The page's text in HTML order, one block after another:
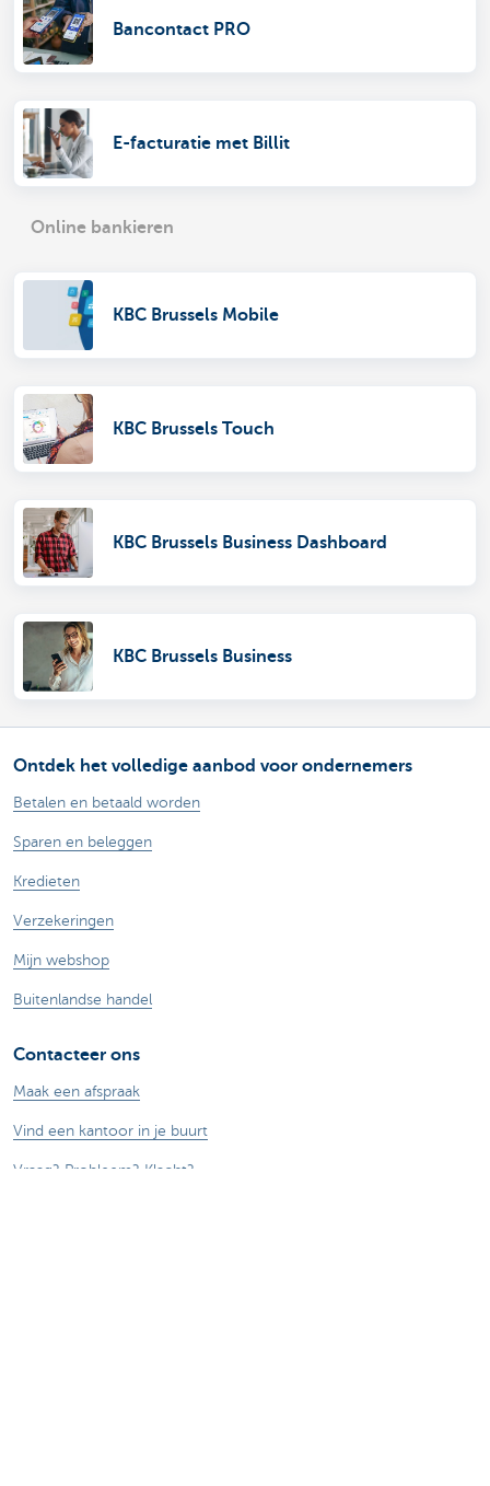
Bancontact PRO
E-facturatie met Billit
Online bankieren
KBC Brussels Mobile
KBC Brussels Touch
KBC Brussels Business Dashboard
KBC Brussels Business
Ontdek het volledige aanbod voor ondernemers
Betalen en betaald worden
Sparen en beleggen
Kredieten
Verzekeringen
Mijn webshop
Buitenlandse handel
Contacteer ons
Maak een afspraak
Vind een kantoor in je buurt
Vraag? Probleem? Klacht?